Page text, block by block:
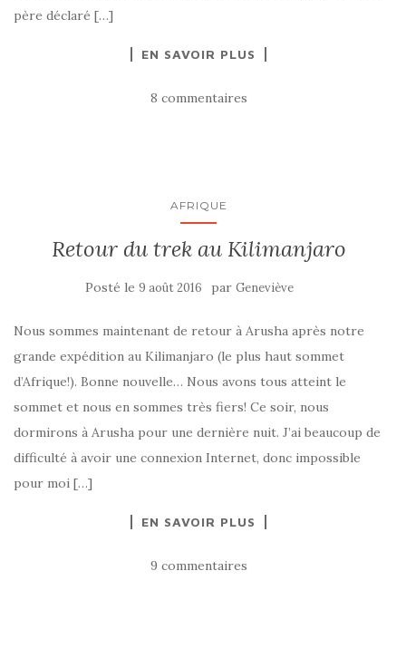
père déclaré […]
EN SAVOIR PLUS
8 commentaires
AFRIQUE
Retour du trek au Kilimanjaro
Posté le 9 août 2016 par Geneviève
Nous sommes maintenant de retour à Arusha après notre
grande expédition au Kilimanjaro (le plus haut sommet
d’Afrique!). Bonne nouvelle… Nous avons tous atteint le
sommet et nous en sommes très fiers! Ce soir, nous
dormirons à Arusha pour une dernière nuit. J’ai beaucoup de
difficulté à avoir une connexion Internet, donc impossible
pour moi […]
EN SAVOIR PLUS
9 commentaires